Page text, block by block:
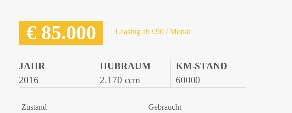
€ 85.000 Leasing ab €90 / Monat
JAHR
2016
HUBRAUM
2.170 ccm
KM-STAND
60000
Zustand Gebraucht